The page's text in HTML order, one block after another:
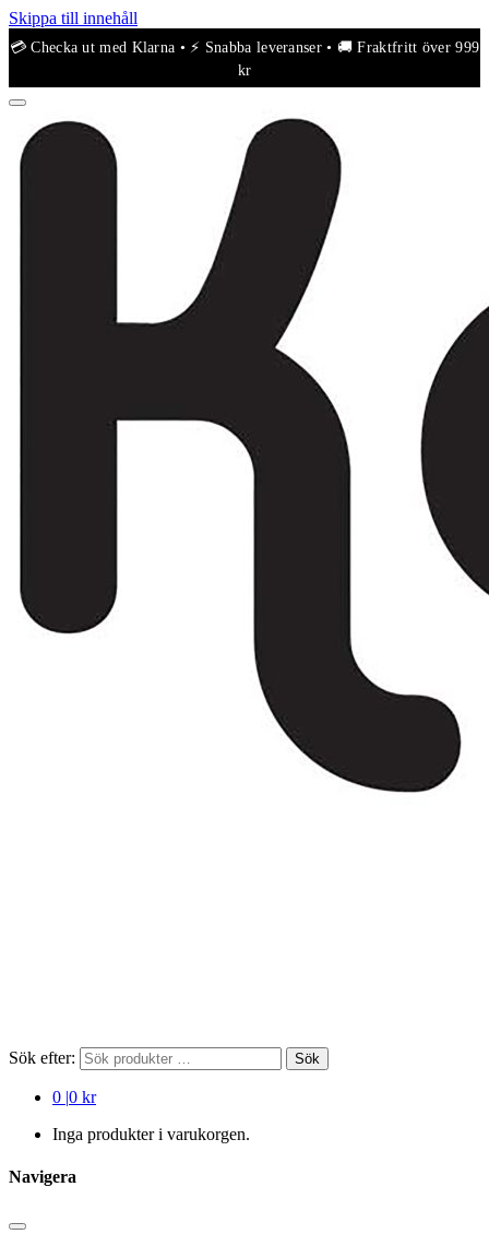
Skippa till innehåll
Sök efter: Sök
0 |0 kr
Inga produkter i varukorgen.
Navigera